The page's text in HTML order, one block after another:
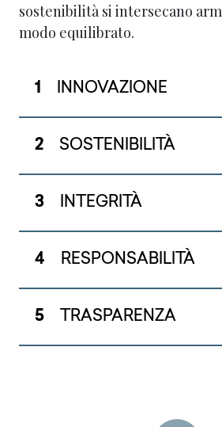
sostenibilità si intersecano
modo equilibrato.
1 INNOVAZIONE
2 SOSTENIBILITÀ
3 INTEGRITÀ
4 RESPONSABILITÀ
5 TRASPARENZA